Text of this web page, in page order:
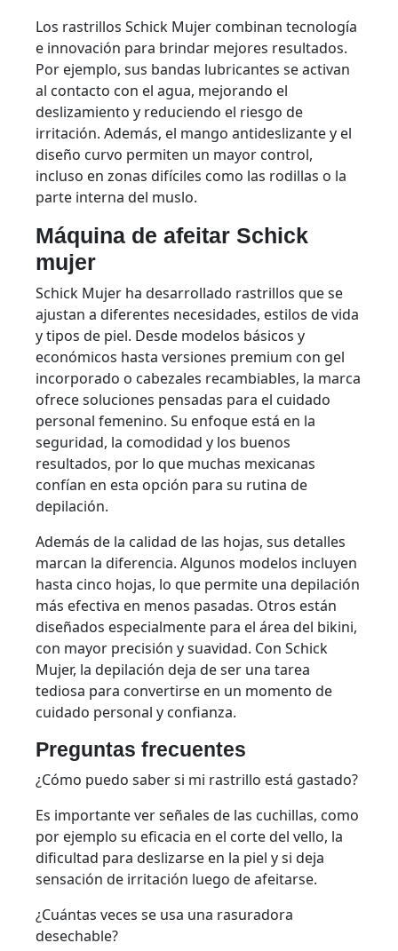
Los rastrillos Schick Mujer combinan tecnología
e innovación para brindar mejores resultados.
Por ejemplo, sus bandas lubricantes se activan
al contacto con el agua, mejorando el
deslizamiento y reduciendo el riesgo de
irritación. Además, el mango antideslizante y el
diseño curvo permiten un mayor control,
incluso en zonas difíciles como las rodillas o la
parte interna del muslo.
Máquina de afeitar Schick
mujer
Schick Mujer ha desarrollado rastrillos que se
ajustan a diferentes necesidades, estilos de vida
y tipos de piel. Desde modelos básicos y
económicos hasta versiones premium con gel
incorporado o cabezales recambiables, la marca
ofrece soluciones pensadas para el cuidado
personal femenino. Su enfoque está en la
seguridad, la comodidad y los buenos
resultados, por lo que muchas mexicanas
confían en esta opción para su rutina de
depilación.
Además de la calidad de las hojas, sus detalles
marcan la diferencia. Algunos modelos incluyen
hasta cinco hojas, lo que permite una depilación
más efectiva en menos pasadas. Otros están
diseñados especialmente para el área del bikini,
con mayor precisión y suavidad. Con Schick
Mujer, la depilación deja de ser una tarea
tediosa para convertirse en un momento de
cuidado personal y confianza.
Preguntas frecuentes
¿Cómo puedo saber si mi rastrillo está gastado?
Es importante ver señales de las cuchillas, como
por ejemplo su eficacia en el corte del vello, la
dificultad para deslizarse en la piel y si deja
sensación de irritación luego de afeitarse.
¿Cuántas veces se usa una rasuradora
desechable?